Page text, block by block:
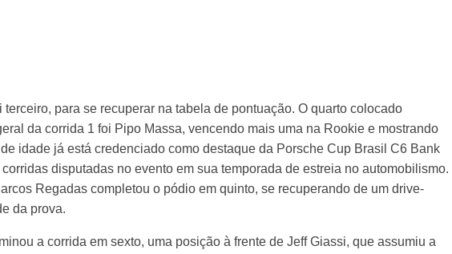
terceiro, para se recuperar na tabela de pontuação. O quarto colocado
da corrida 1 foi Pipo Massa, vencendo mais uma na Rookie e mostrando
idade já está credenciado como destaque da Porsche Cup Brasil C6 Bank
disputadas no evento em sua temporada de estreia no automobilismo.
Regadas completou o pódio em quinto, se recuperando de um drive-
da prova.
a corrida em sexto, uma posição à frente de Jeff Giassi, que assumiu a